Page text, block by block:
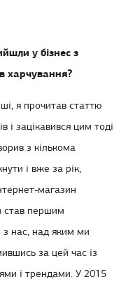
у бізнес з
харчування?
я прочитав статтю
і зацікавився цим тоді
з кількома
і вже за рік,
магазин
став першим
з нас, над яким ми
за цей час із
і трендами. У 2015